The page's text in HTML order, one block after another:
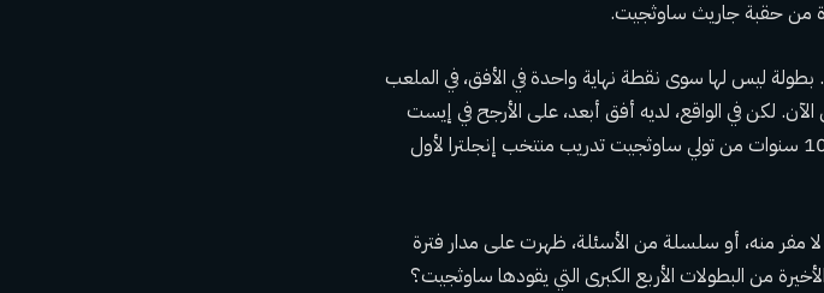
من حقبة جاريث ساوثجيت.
بطولة ليس لها سوى نقطة نهاية واحدة في الأفق، في الملعب
أربعة أشهر من الآن. لكن في الواقع، لديه أفق أبعد، على الأرجح في إيست
روثرفورد، نيوجيرسي في 19 يوليو 2026، بعد ما يقرب من 10 سنوات من تولي ساوثجيت تدريب منتخب إنجلترا لأول
مفر منه، أو سلسلة من الأسئلة، ظهرت على مدار فترة
هل ستكون بطولة أمم أوروبا 2024 هي الأخيرة من البطولات الأربع الكبرى التي يقودها ساوثجيت؟